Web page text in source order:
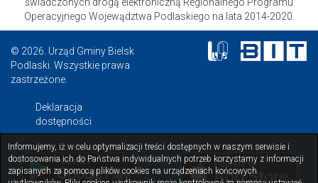
Informujemy, iż w celu optymalizacji treści dostępnych w naszym serwisie i
dostosowania ich do Państwa indywidualnych potrzeb korzystamy z informacji
zapisanych za pomocą plików cookies na urządzeniach końcowych
świadczonych drogą elektroniczną Regionalnego Programu
Operacyjnego Wojewądztwa Podlaskiego na lata 2014-2020.
© 2026. Urząd Gminy Bielsk
Podlaski. Wszystkie prawa
zastrzeżone.
Deklaracja
dostępności